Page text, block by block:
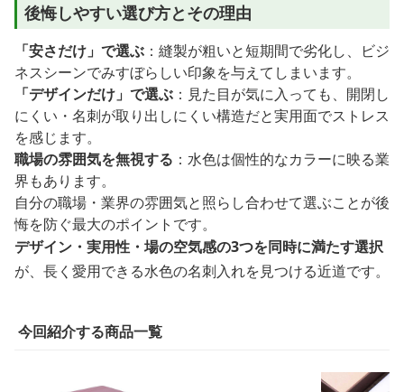
後悔しやすい選び方とその理由
「安さだけ」で選ぶ ：縫製が粗いと短期間で劣化し、ビジ
ネスシーンでみすぼらしい印象を与えてしまいます。
「デザインだけ」で選ぶ ：見た目が気に入っても、開閉し
にくい・名刺が取り出しにくい構造だと実用面でストレス
を感じます。
職場の雰囲気を無視する ：水色は個性的なカラーに映る業
界もあります。
自分の職場・業界の雰囲気と照らし合わせて選ぶことが後
悔を防ぐ最大のポイントです。
デザイン・実用性・場の空気感の3つを同時に満たす選択
が、長く愛用できる水色の名刺入れを見つける近道です。
今回紹介する商品一覧